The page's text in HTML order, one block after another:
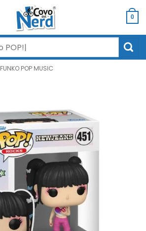
0
FUNKO POP MUSIC